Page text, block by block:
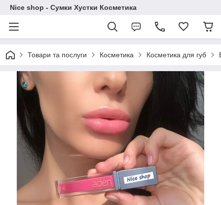
Nice shop - Сумки Хустки Косметика
Товари та послуги Косметика Косметика для губ